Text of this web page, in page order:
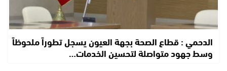
الدحمي : قطاع الصحة بجهة العيون يسجل تطوراً ملحوظاً
وسط جهود متواصلة لتحسين الخدمات…